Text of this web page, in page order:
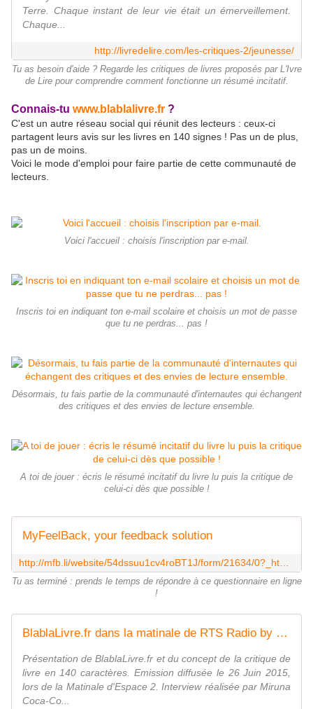
Terre. Chaque instant de leur vie était un émerveillement.
Chaque...
http://livredelire.com/les-critiques-2/jeunesse/
Tu as besoin d'aide ? Regarde les critiques de livres proposés par L'Ivre
de Lire pour comprendre comment fonctionne un résumé incitatif.
Connais-tu www.blablalivre.fr ?
C'est un autre réseau social qui réunit des lecteurs : ceux-ci
partagent leurs avis sur les livres en 140 signes ! Pas un de plus,
pas un de moins.
Voici le mode d'emploi pour faire partie de cette communauté de
lecteurs.
Voici l'accueil : choisis l'inscription par e-mail.
Inscris toi en indiquant ton e-mail scolaire et choisis un mot de passe
que tu ne perdras... pas !
Désormais, tu fais partie de la communauté d'internautes qui échangent
des critiques et des envies de lecture ensemble.
A toi de jouer : écris le résumé incitatif du livre lu puis la critique de
celui-ci dès que possible !
MyFeelBack, your feedback solution
Tu as terminé : prends le temps de répondre à ce questionnaire en ligne
!
BlablaLivre.fr dans la matinale de RTS Radio by blablamedia
Présentation de BlablaLivre.fr et du concept de la critique de
livre en 140 caractères. Emission diffusée le 26 Juin 2015,
lors de la Matinale d'Espace 2. Interview réalisée par Miruna
Coca-Co...